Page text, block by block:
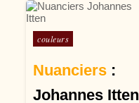
Posté dans
couleurs
Nuanciers :
Johannes Itten